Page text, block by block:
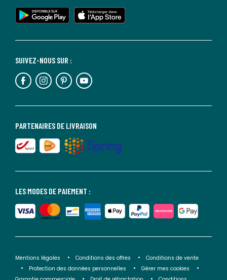
LES MODES DE PAIEMENT :
PARTENAIRES DE LIVRAISON
SUIVEZ-NOUS SUR :
Mentions légales Conditions des offres
Conditions de vente
Protection des données personnelles
Gérer mes cookies